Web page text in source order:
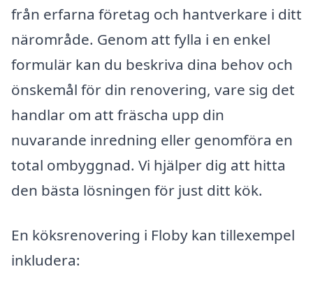
från erfarna företag och hantverkare i ditt
närområde. Genom att fylla i en enkel
formulär kan du beskriva dina behov och
önskemål för din renovering, vare sig det
handlar om att fräscha upp din
nuvarande inredning eller genomföra en
total ombyggnad. Vi hjälper dig att hitta
den bästa lösningen för just ditt kök.
En köksrenovering i Floby kan tillexempel
inkludera: